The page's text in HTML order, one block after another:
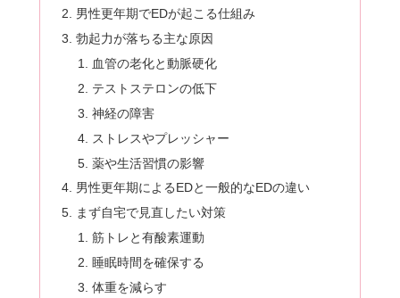
男性更年期でEDが起こる仕組み
勃起力が落ちる主な原因
血管の老化と動脈硬化
テストステロンの低下
神経の障害
ストレスやプレッシャー
薬や生活習慣の影響
男性更年期によるEDと一般的なEDの違い
まず自宅で見直したい対策
筋トレと有酸素運動
睡眠時間を確保する
体重を減らす